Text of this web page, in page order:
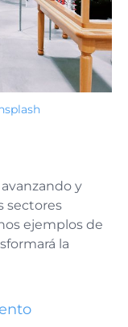
y
sectores
ejemplos de
la